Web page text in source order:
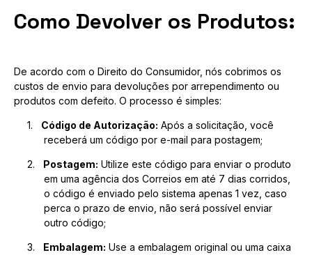
Como Devolver os Produtos:
De acordo com o Direito do Consumidor, nós cobrimos os
custos de envio para devoluções por arrependimento ou
produtos com defeito. O processo é simples:
1. Código de Autorização: Após a solicitação, você
receberá um código por e-mail para postagem;
2. Postagem: Utilize este código para enviar o produto
em uma agência dos Correios em até 7 dias corridos,
o código é enviado pelo sistema apenas 1 vez, caso
perca o prazo de envio, não será possível enviar
outro código;
3. Embalagem: Use a embalagem original ou uma caixa